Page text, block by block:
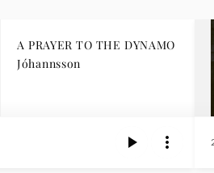
A PRAYER TO THE DYNAMO
Jóhannsson